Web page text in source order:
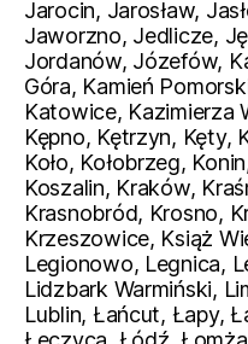
Jarocin, Jarosław,
Jaworzno, Jedlicze,
Jordanów, Józefów,
Góra, Kamień
Katowice, Kazimierza
Kępno, Kętrzyn, Kęty,
Koło, Kołobrzeg,
Koszalin, Kraków,
Krasnobród, Krosno,
Krzeszowice, Książ
Legionowo, Legnica,
Lidzbark Warmiński,
Lublin, Łańcut, Łapy,